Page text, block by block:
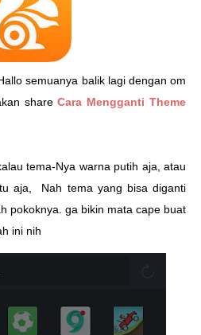
semuanya balik lagi dengan om
share Cara Mengganti Theme
tema-Nya warna putih aja, atau
aja, Nah tema yang bisa diganti
pokoknya. ga bikin mata cape buat
ini nih